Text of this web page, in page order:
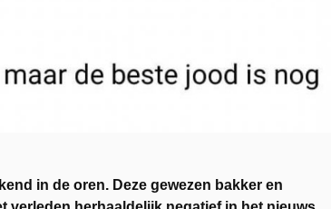
in de oren. Deze gewezen bakker en